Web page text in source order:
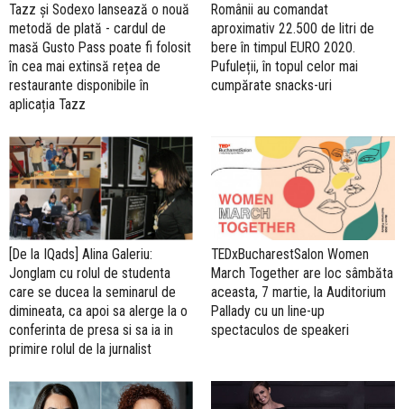
Tazz și Sodexo lansează o nouă
metodă de plată - cardul de
masă Gusto Pass poate fi folosit
în cea mai extinsă rețea de
restaurante disponibile în
aplicația Tazz
Românii au comandat
aproximativ 22.500 de litri de
bere în timpul EURO 2020.
Pufuleții, în topul celor mai
cumpărate snacks-uri
[De la IQads] Alina Galeriu:
Jonglam cu rolul de studenta
care se ducea la seminarul de
dimineata, ca apoi sa alerge la o
conferinta de presa si sa ia in
primire rolul de la jurnalist
TEDxBucharestSalon Women
March Together are loc sâmbăta
aceasta, 7 martie, la Auditorium
Pallady cu un line-up
spectaculos de speakeri